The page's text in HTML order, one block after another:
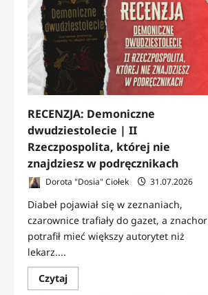
RECENZJA: Demoniczne
dwudziestolecie | II
Rzeczpospolita, której nie
znajdziesz w podręcznikach
Dorota "Dosia" Ciołek 31.07.2026
Diabeł pojawiał się w zeznaniach,
czarownice trafiały do gazet, a znachor
potrafił mieć większy autorytet niż
lekarz....
CzytajDowiedz
się